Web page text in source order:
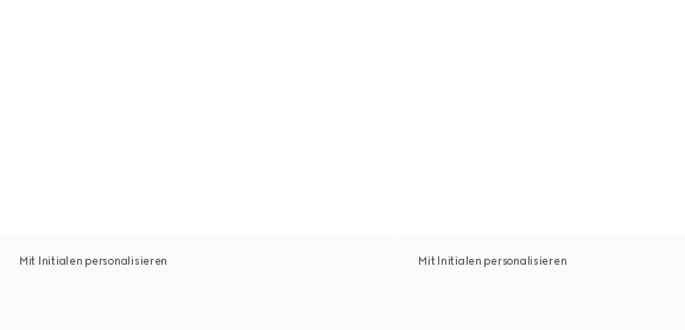
Mit Initialen personalisieren Mit Initialen personalisieren